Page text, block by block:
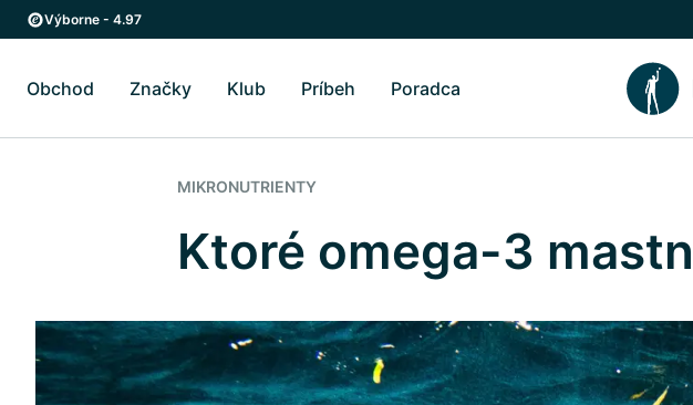
Skip to main content
Skip to main navigation
Výborne - 4.97
Obchod Prepnúť podmenu Obchod
Značky Prepnúť podmenu Značky
Klub Príbeh Prepnúť podmenu Príbeh
Poradca Prepnúť podmenu Poradca
MIKRONUTRIENTY
Ktoré omega-3